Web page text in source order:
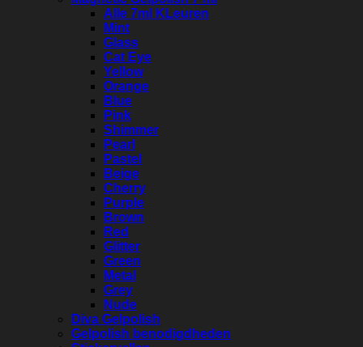
Alle 7ml KLeuren
Mint
Glass
Cat Eye
Yellow
Orange
Blue
Pink
Shimmer
Pearl
Pastel
Beige
Cherry
Purple
Brown
Red
Glitter
Green
Metal
Grey
Nude
Diva Gelpolish
Gelpolish benodigdheden